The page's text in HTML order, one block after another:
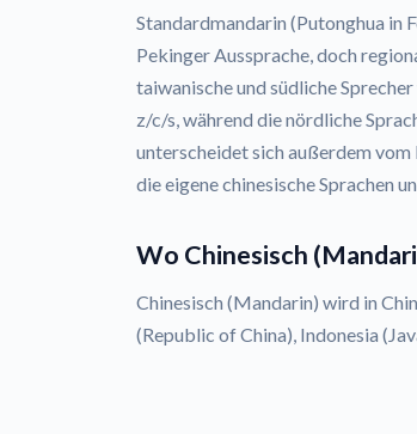
Standardmandarin (Putonghua in
Pekinger Aussprache, doch
taiwanische und südliche
z/c/s, während die nördliche
unterscheidet sich außerdem vom
die eigene chinesische Sprachen
Wo Chinesisch
Chinesisch (Mandarin) wird in
(Republic of China), Indonesia